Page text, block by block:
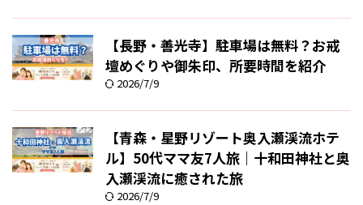
【長野・善光寺】駐車場は無料？お戒
壇めぐりや御朱印、所要時間を紹介
2026/7/9
【青森・星野リゾート奥入瀬渓流ホテ
ル】50代ママ友7人旅｜十和田神社と奥
入瀬渓流に癒された旅
2026/7/9